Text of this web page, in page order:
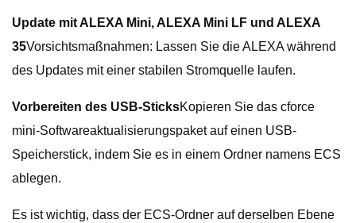
Update mit ALEXA Mini, ALEXA Mini LF und ALEXA
35Vorsichtsmaßnahmen: Lassen Sie die ALEXA während
des Updates mit einer stabilen Stromquelle laufen.
Vorbereiten des USB-SticksKopieren Sie das cforce
mini-Softwareaktualisierungspaket auf einen USB-
Speicherstick, indem Sie es in einem Ordner namens ECS
ablegen.
Es ist wichtig, dass der ECS-Ordner auf derselben Ebene